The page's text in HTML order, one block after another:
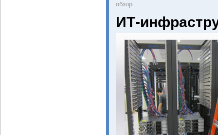
oбзор
ИТ-